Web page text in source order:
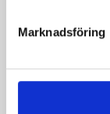
Marknadsföring